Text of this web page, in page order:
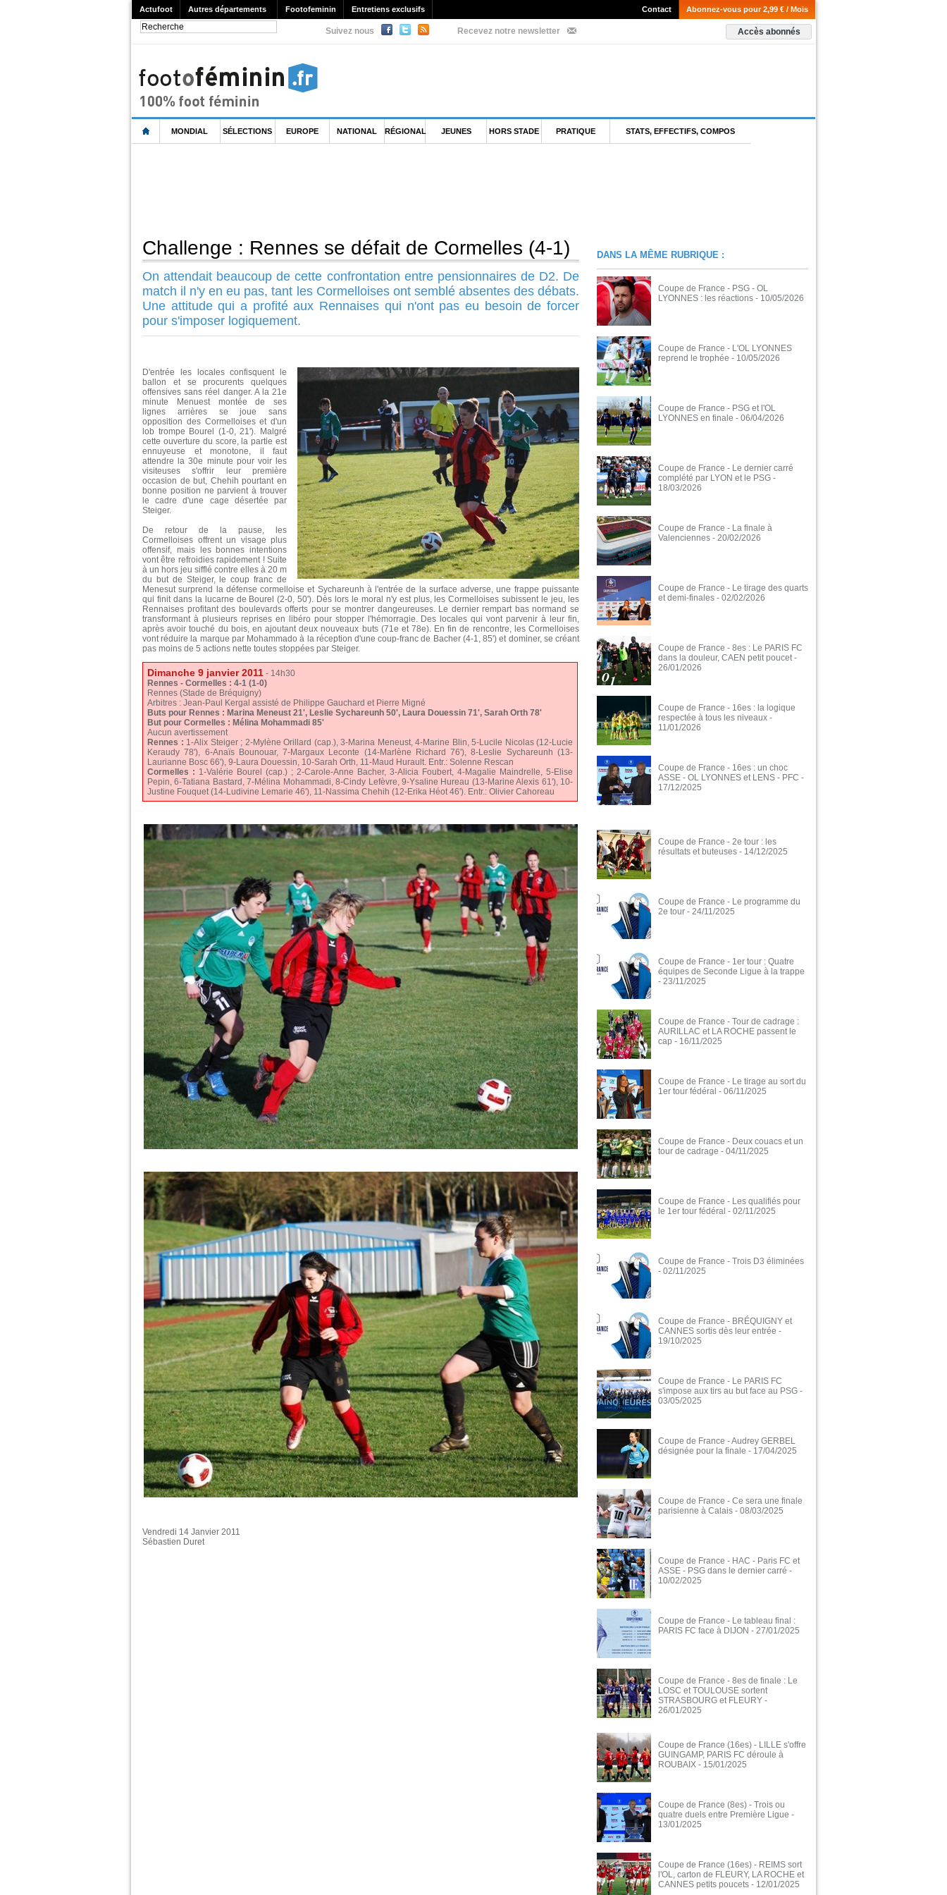
Actufoot Autres départements Footofeminin Entretiens exclusifs Abonnez-vous pour 2,99 € / Mois
Contact
Suivez nous Recevez notre newsletter Accès abonnés
MONDIAL SÉLECTIONS EUROPE NATIONAL RÉGIONAL JEUNES HORS STADE PRATIQUE STATS, EFFECTIFS, COMPOS
Challenge : Rennes se défait de Cormelles (4-1)
On attendait beaucoup de cette confrontation entre pensionnaires de D2. De
match il n'y en eu pas, tant les Cormelloises ont semblé absentes des débats.
Une attitude qui a profité aux Rennaises qui n'ont pas eu besoin de forcer
pour s'imposer logiquement.
D'entrée les locales confisquent le
ballon et se procurents quelques
offensives sans réel danger. A la 21e
minute Menuest montée de ses
lignes arrières se joue sans
opposition des Cormelloises et d'un
lob trompe Bourel (1-0, 21'). Malgré
cette ouverture du score, la partie est
ennuyeuse et monotone, il faut
attendre la 30e minute pour voir les
visiteuses s'offrir leur première
occasion de but, Chehih pourtant en
bonne position ne parvient à trouver
le cadre d'une cage désertée par
Steiger.
De retour de la pause, les
Cormelloises offrent un visage plus
offensif, mais les bonnes intentions
vont être refroidies rapidement ! Suite
à un hors jeu sifflé contre elles à 20 m
du but de Steiger, le coup franc de
Menesut surprend la défense cormelloise et Sychareunh à l'entrée de la surface adverse, une frappe puissante
qui finit dans la lucarne de Bourel (2-0, 50'). Dès lors le moral n'y est plus, les Cormelloises subissent le jeu, les
Rennaises profitant des boulevards offerts pour se montrer dangeureuses. Le dernier rempart bas normand se
transformant à plusieurs reprises en libéro pour stopper l'hémorragie. Des locales qui vont parvenir à leur fin,
après avoir touché du bois, en ajoutant deux nouveaux buts (71e et 78e). En fin de rencontre, les Cormelloises
vont réduire la marque par Mohammado à la réception d'une coup-franc de Bacher (4-1, 85') et dominer, se créant
pas moins de 5 actions nette toutes stoppées par Steiger.
Dimanche 9 janvier 2011 - 14h30
Rennes - Cormelles : 4-1 (1-0)
Rennes (Stade de Bréquigny)
Arbitres : Jean-Paul Kergal assisté de Philippe Gauchard et Pierre Migné
Buts pour Rennes : Marina Meneust 21', Leslie Sychareunh 50', Laura Douessin 71', Sarah Orth 78'
But pour Cormelles : Mélina Mohammadi 85'
Aucun avertissement
Rennes : 1-Alix Steiger ; 2-Mylène Orillard (cap.), 3-Marina Meneust, 4-Marine Blin, 5-Lucile Nicolas (12-Lucie
Keraudy 78'), 6-Anaïs Bounouar, 7-Margaux Leconte (14-Marlène Richard 76'), 8-Leslie Sychareunh (13-
Laurianne Bosc 66'), 9-Laura Douessin, 10-Sarah Orth, 11-Maud Hurault. Entr.: Solenne Rescan
Cormelles : 1-Valérie Bourel (cap.) ; 2-Carole-Anne Bacher, 3-Alicia Foubert, 4-Magalie Maindrelle, 5-Elise
Pepin, 6-Tatiana Bastard, 7-Mélina Mohammadi, 8-Cindy Lefèvre, 9-Ysaline Hureau (13-Marine Alexis 61'), 10-
Justine Fouquet (14-Ludivine Lemarie 46'), 11-Nassima Chehih (12-Erika Héot 46'). Entr.: Olivier Cahoreau
Vendredi 14 Janvier 2011
Sébastien Duret
DANS LA MÊME RUBRIQUE :
Coupe de France - PSG - OL
LYONNES : les réactions - 10/05/2026
Coupe de France - L'OL LYONNES
reprend le trophée - 10/05/2026
Coupe de France - PSG et l'OL
LYONNES en finale - 06/04/2026
Coupe de France - Le dernier carré
complété par LYON et le PSG -
18/03/2026
Coupe de France - La finale à
Valenciennes - 20/02/2026
Coupe de France - Le tirage des quarts
et demi-finales - 02/02/2026
Coupe de France - 8es : Le PARIS FC
dans la douleur, CAEN petit poucet -
26/01/2026
Coupe de France - 16es : la logique
respectée à tous les niveaux -
11/01/2026
Coupe de France - 16es : un choc
ASSE - OL LYONNES et LENS - PFC -
17/12/2025
Coupe de France - 2e tour : les
résultats et buteuses - 14/12/2025
Coupe de France - Le programme du
2e tour - 24/11/2025
Coupe de France - 1er tour : Quatre
équipes de Seconde Ligue à la trappe
- 23/11/2025
Coupe de France - Tour de cadrage :
AURILLAC et LA ROCHE passent le
cap - 16/11/2025
Coupe de France - Le tirage au sort du
1er tour fédéral - 06/11/2025
Coupe de France - Deux couacs et un
tour de cadrage - 04/11/2025
Coupe de France - Les qualifiés pour
le 1er tour fédéral - 02/11/2025
Coupe de France - Trois D3 éliminées
- 02/11/2025
Coupe de France - BRÉQUIGNY et
CANNES sortis dès leur entrée -
19/10/2025
Coupe de France - Le PARIS FC
s'impose aux tirs au but face au PSG -
03/05/2025
Coupe de France - Audrey GERBEL
désignée pour la finale - 17/04/2025
Coupe de France - Ce sera une finale
parisienne à Calais - 08/03/2025
Coupe de France - HAC - Paris FC et
ASSE - PSG dans le dernier carré -
10/02/2025
Coupe de France - Le tableau final :
PARIS FC face à DIJON - 27/01/2025
Coupe de France - 8es de finale : Le
LOSC et TOULOUSE sortent
STRASBOURG et FLEURY -
26/01/2025
Coupe de France (16es) - LILLE s'offre
GUINGAMP, PARIS FC déroule à
ROUBAIX - 15/01/2025
Coupe de France (8es) - Trois ou
quatre duels entre Première Ligue -
13/01/2025
Coupe de France (16es) - REIMS sort
l'OL, carton de FLEURY, LA ROCHE et
CANNES petits poucets - 12/01/2025